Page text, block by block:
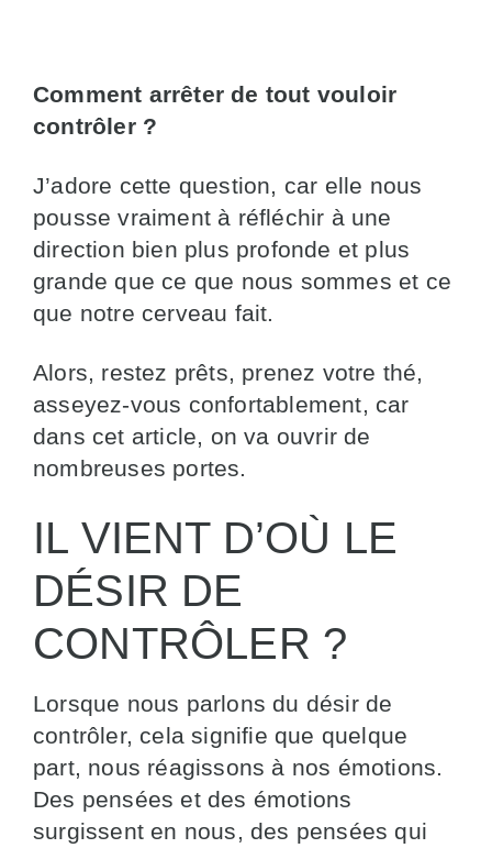
Comment arrêter de tout vouloir
contrôler ?
J’adore cette question, car elle nous
pousse vraiment à réfléchir à une
direction bien plus profonde et plus
grande que ce que nous sommes et ce
que notre cerveau fait.
Alors, restez prêts, prenez votre thé,
asseyez-vous confortablement, car
dans cet article, on va ouvrir de
nombreuses portes.
IL VIENT D’OÙ LE
DÉSIR DE
CONTRÔLER ?
Lorsque nous parlons du désir de
contrôler, cela signifie que quelque
part, nous réagissons à nos émotions.
Des pensées et des émotions
surgissent en nous, des pensées qui